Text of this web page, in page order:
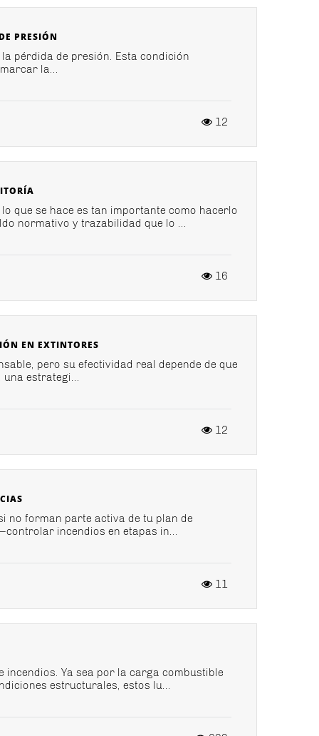
PRESIÓN
pérdida de presión. Esta condición
la...
12
que se hace es tan importante como hacerlo
normativo y trazabilidad que lo ...
16
EN EXTINTORES
pero su efectividad real depende de que
estrategi...
12
no forman parte activa de tu plan de
incendios en etapas in...
11
Ya sea por la carga combustible
estructurales, estos lu...